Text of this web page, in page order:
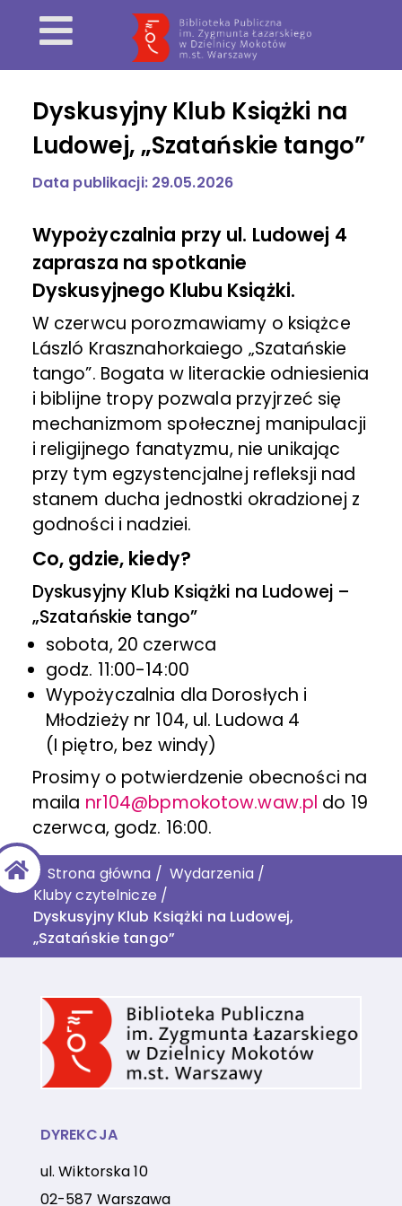
Dyskusyjny Klub Książki na
Ludowej, „Szatańskie tango”
Data publikacji: 29.05.2026
Wypożyczalnia przy ul. Ludowej 4
zaprasza na spotkanie
Dyskusyjnego Klubu Książki.
W czerwcu porozmawiamy o książce
László Krasznahorkaiego „Szatańskie
tango”. Bogata w literackie odniesienia
i biblijne tropy pozwala przyjrzeć się
mechanizmom społecznej manipulacji
i religijnego fanatyzmu, nie unikając
przy tym egzystencjalnej refleksji nad
stanem ducha jednostki okradzionej z
godności i nadziei.
Co, gdzie, kiedy?
Dyskusyjny Klub Książki na Ludowej –
„Szatańskie tango”
sobota, 20 czerwca
godz. 11:00-14:00
Wypożyczalnia dla Dorosłych i
Młodzieży nr 104, ul. Ludowa 4
(I piętro, bez windy)
Prosimy o potwierdzenie obecności na
maila nr104@bpmokotow.waw.pl do 19
czerwca, godz. 16:00.
Strona główna / Wydarzenia/
Kluby czytelnicze /
Dyskusyjny Klub Książki na Ludowej,
„Szatańskie tango”
DYREKCJA
ul. Wiktorska 10
02-587 Warszawa